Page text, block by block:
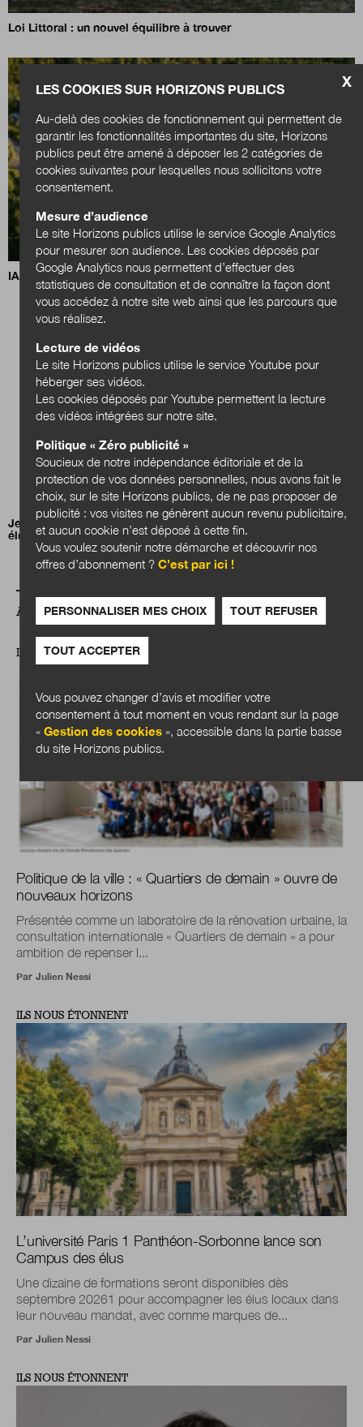
Loi Littoral : un nouvel équilibre à trouver
IA, data centers et territoires : quels choix pour demain ?
Jean-Charles Orsucci, président de l’Association nationale des
élus des littoraux (ANEL)
A LIRE AUSSI
ILS NOUS ÉTONNENT
Politique de la ville : « Quartiers de demain » ouvre de
nouveaux horizons
Présentée comme un laboratoire de la rénovation urbaine, la
consultation internationale « Quartiers de demain » a pour
ambition de repenser l...
Par Julien Nessi
ILS NOUS ÉTONNENT
L’université Paris 1 Panthéon-Sorbonne lance son
Campus des élus
Une dizaine de formations seront disponibles dès
septembre 20261 pour accompagner les élus locaux dans
leur nouveau mandat, avec comme marques de...
Par Julien Nessi
ILS NOUS ÉTONNENT
X
LES COOKIES SUR HORIZONS PUBLICS
Au-delà des cookies de fonctionnement qui permettent de
garantir les fonctionnalités importantes du site, Horizons
publics peut être amené à déposer les 2 catégories de
cookies suivantes pour lesquelles nous sollicitons votre
consentement.
Mesure d’audience
Le site Horizons publics utilise le service Google Analytics
pour mesurer son audience. Les cookies déposés par
Google Analytics nous permettent d’effectuer des
statistiques de consultation et de connaître la façon dont
vous accédez à notre site web ainsi que les parcours que
vous réalisez.
Lecture de vidéos
Le site Horizons publics utilise le service Youtube pour
héberger ses vidéos.
Les cookies déposés par Youtube permettent la lecture
des vidéos intégrées sur notre site.
Politique « Zéro publicité »
Soucieux de notre indépendance éditoriale et de la
protection de vos données personnelles, nous avons fait le
choix, sur le site Horizons publics, de ne pas proposer de
publicité : vos visites ne génèrent aucun revenu publicitaire,
et aucun cookie n’est déposé à cette fin.
Vous voulez soutenir notre démarche et découvrir nos
offres d’abonnement ? C’est par ici !
PERSONNALISER MES CHOIX TOUT REFUSER
TOUT ACCEPTER
Vous pouvez changer d’avis et modifier votre
consentement à tout moment en vous rendant sur la page
« Gestion des cookies», accessible dans la partie basse
du site Horizons publics.